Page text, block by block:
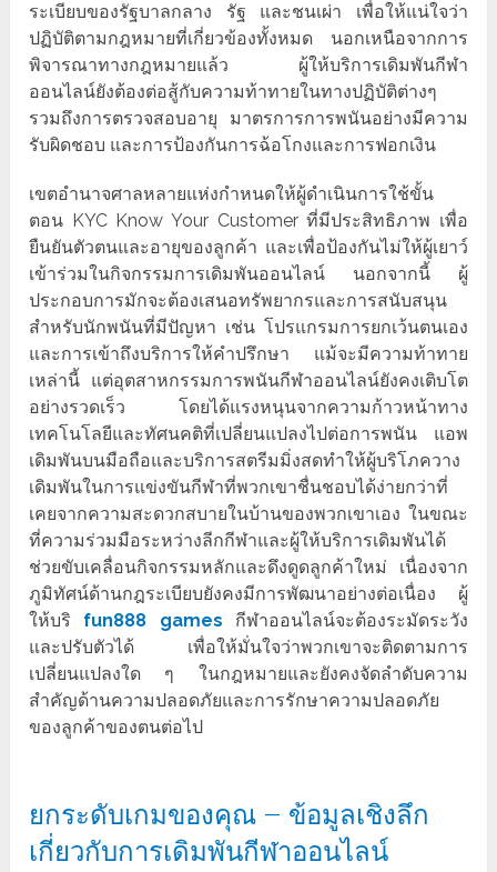
ระเบียบของรัฐบาลกลาง รัฐ และชนเผ่า เพื่อให้แน่ใจว่า
ปฏิบัติตามกฎหมายที่เกี่ยวข้องทั้งหมด นอกเหนือจากการ
พิจารณาทางกฎหมายแล้ว ผู้ให้บริการเดิมพันกีฬา
ออนไลน์ยังต้องต่อสู้กับความท้าทายในทางปฏิบัติต่างๆ
รวมถึงการตรวจสอบอายุ มาตรการการพนันอย่างมีความ
รับผิดชอบ และการป้องกันการฉ้อโกงและการฟอกเงิน
เขตอำนาจศาลหลายแห่งกำหนดให้ผู้ดำเนินการใช้ขั้น
ตอน KYC Know Your Customer ที่มีประสิทธิภาพ เพื่อ
ยืนยันตัวตนและอายุของลูกค้า และเพื่อป้องกันไม่ให้ผู้เยาว์
เข้าร่วมในกิจกรรมการเดิมพันออนไลน์ นอกจากนี้ ผู้
ประกอบการมักจะต้องเสนอทรัพยากรและการสนับสนุน
สำหรับนักพนันที่มีปัญหา เช่น โปรแกรมการยกเว้นตนเอง
และการเข้าถึงบริการให้คำปรึกษา แม้จะมีความท้าทาย
เหล่านี้ แต่อุตสาหกรรมการพนันกีฬาออนไลน์ยังคงเติบโต
อย่างรวดเร็ว โดยได้แรงหนุนจากความก้าวหน้าทาง
เทคโนโลยีและทัศนคติที่เปลี่ยนแปลงไปต่อการพนัน แอพ
เดิมพันบนมือถือและบริการสตรีมมิ่งสดทำให้ผู้บริโภควาง
เดิมพันในการแข่งขันกีฬาที่พวกเขาชื่นชอบได้ง่ายกว่าที่
เคยจากความสะดวกสบายในบ้านของพวกเขาเอง ในขณะ
ที่ความร่วมมือระหว่างลีกกีฬาและผู้ให้บริการเดิมพันได้
ช่วยขับเคลื่อนกิจกรรมหลักและดึงดูดลูกค้าใหม่ เนื่องจาก
ภูมิทัศน์ด้านกฎระเบียบยังคงมีการพัฒนาอย่างต่อเนื่อง ผู้
ให้บริ fun888 games กีฬาออนไลน์จะต้องระมัดระวัง
และปรับตัวได้ เพื่อให้มั่นใจว่าพวกเขาจะติดตามการ
เปลี่ยนแปลงใด ๆ ในกฎหมายและยังคงจัดลำดับความ
สำคัญด้านความปลอดภัยและการรักษาความปลอดภัย
ของลูกค้าของตนต่อไป
ยกระดับเกมของคุณ – ข้อมูลเชิงลึก
เกี่ยวกับการเดิมพันกีฬาออนไลน์